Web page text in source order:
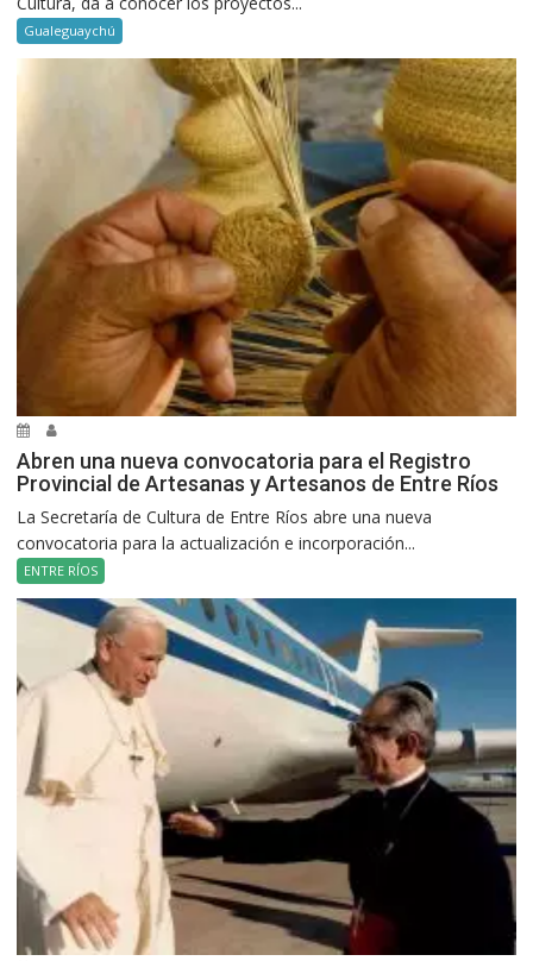
Gualeguaychú
Abren una nueva convocatoria para el Registro
Provincial de Artesanas y Artesanos de Entre Ríos
La Secretaría de Cultura de Entre Ríos abre una nueva
convocatoria para la actualización e incorporación...
ENTRE RÍOS